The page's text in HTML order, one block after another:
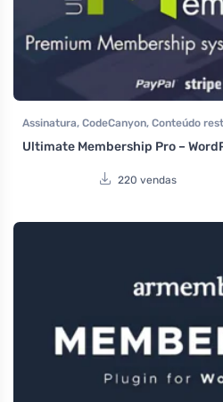
Assinatura, CodeCanyon, Conteúdo
Ultimate Membership Pro –
220 vendas